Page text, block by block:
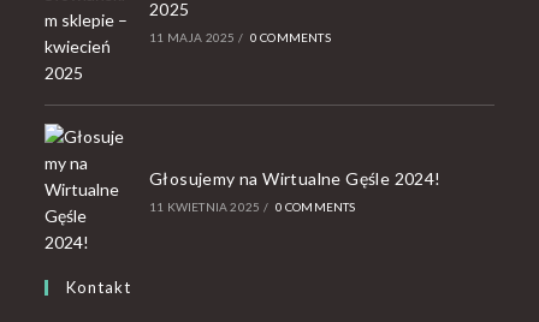
2025
11 MAJA 2025 / 0 COMMENTS
Głosujemy na Wirtualne Gęśle 2024!
11 KWIETNIA 2025 / 0 COMMENTS
Kontakt